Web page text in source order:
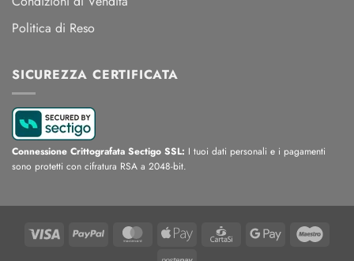
Politica di Reso
SICUREZZA CERTIFICATA
Connessione Crittografata Sectigo SSL: I tuoi dati personali e i pagamenti
sono protetti con cifratura RSA a 2048-bit.
Visa PayPal MasterCard Apple
CartaSi
Google